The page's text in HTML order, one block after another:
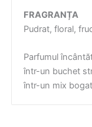
FRAGRANȚA
Pudrat, floral,
Parfumul
într-un buchet
într-un mix